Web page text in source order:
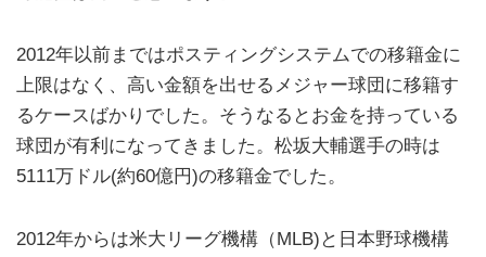
2012年以前まではポスティングシステムでの移籍金に
上限はなく、高い金額を出せるメジャー球団に移籍す
るケースばかりでした。そうなるとお金を持っている
球団が有利になってきました。松坂大輔選手の時は
5111万ドル(約60億円)の移籍金でした。
2012年からは米大リーグ機構（MLB)と日本野球機構